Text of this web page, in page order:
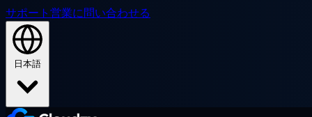
サポート営業に問い合わせる
日本語